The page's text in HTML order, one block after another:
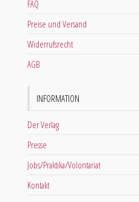
FAQ
Preise und Versand
Widerrufsrecht
AGB
INFORMATION
Der Verlag
Presse
Jobs/Praktika/Volontariat
Kontakt